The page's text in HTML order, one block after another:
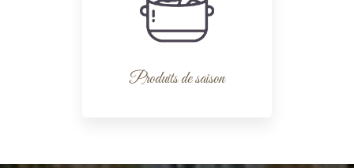
Produits de saison